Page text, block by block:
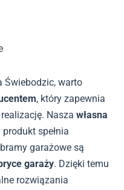
Świebodzic, warto
, który zapewnia
Nasza własna
spełnia
garażowe są
garaży. Dzięki temu
rozwiązania